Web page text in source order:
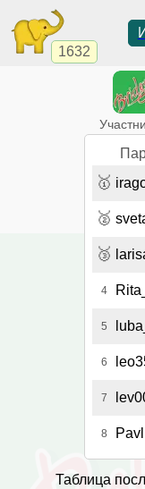
1632
🥇
🥈
🥉
4
5
6
7
8
Таблица